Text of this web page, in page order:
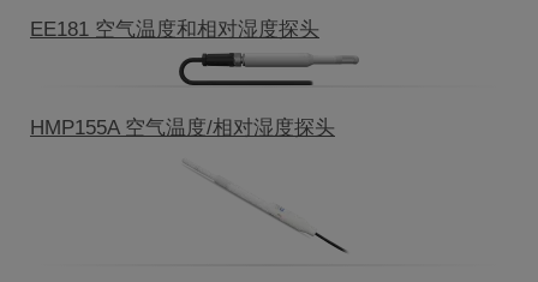
EE181 空气温度和相对湿度探头
HMP155A 空气温度/相对湿度探头